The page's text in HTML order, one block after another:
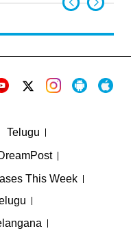
Telugu
This Week